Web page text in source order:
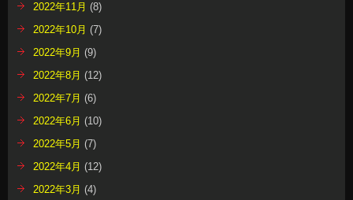
2022年11月 (8)
2022年10月 (7)
2022年9月 (9)
2022年8月 (12)
2022年7月 (6)
2022年6月 (10)
2022年5月 (7)
2022年4月 (12)
2022年3月 (4)